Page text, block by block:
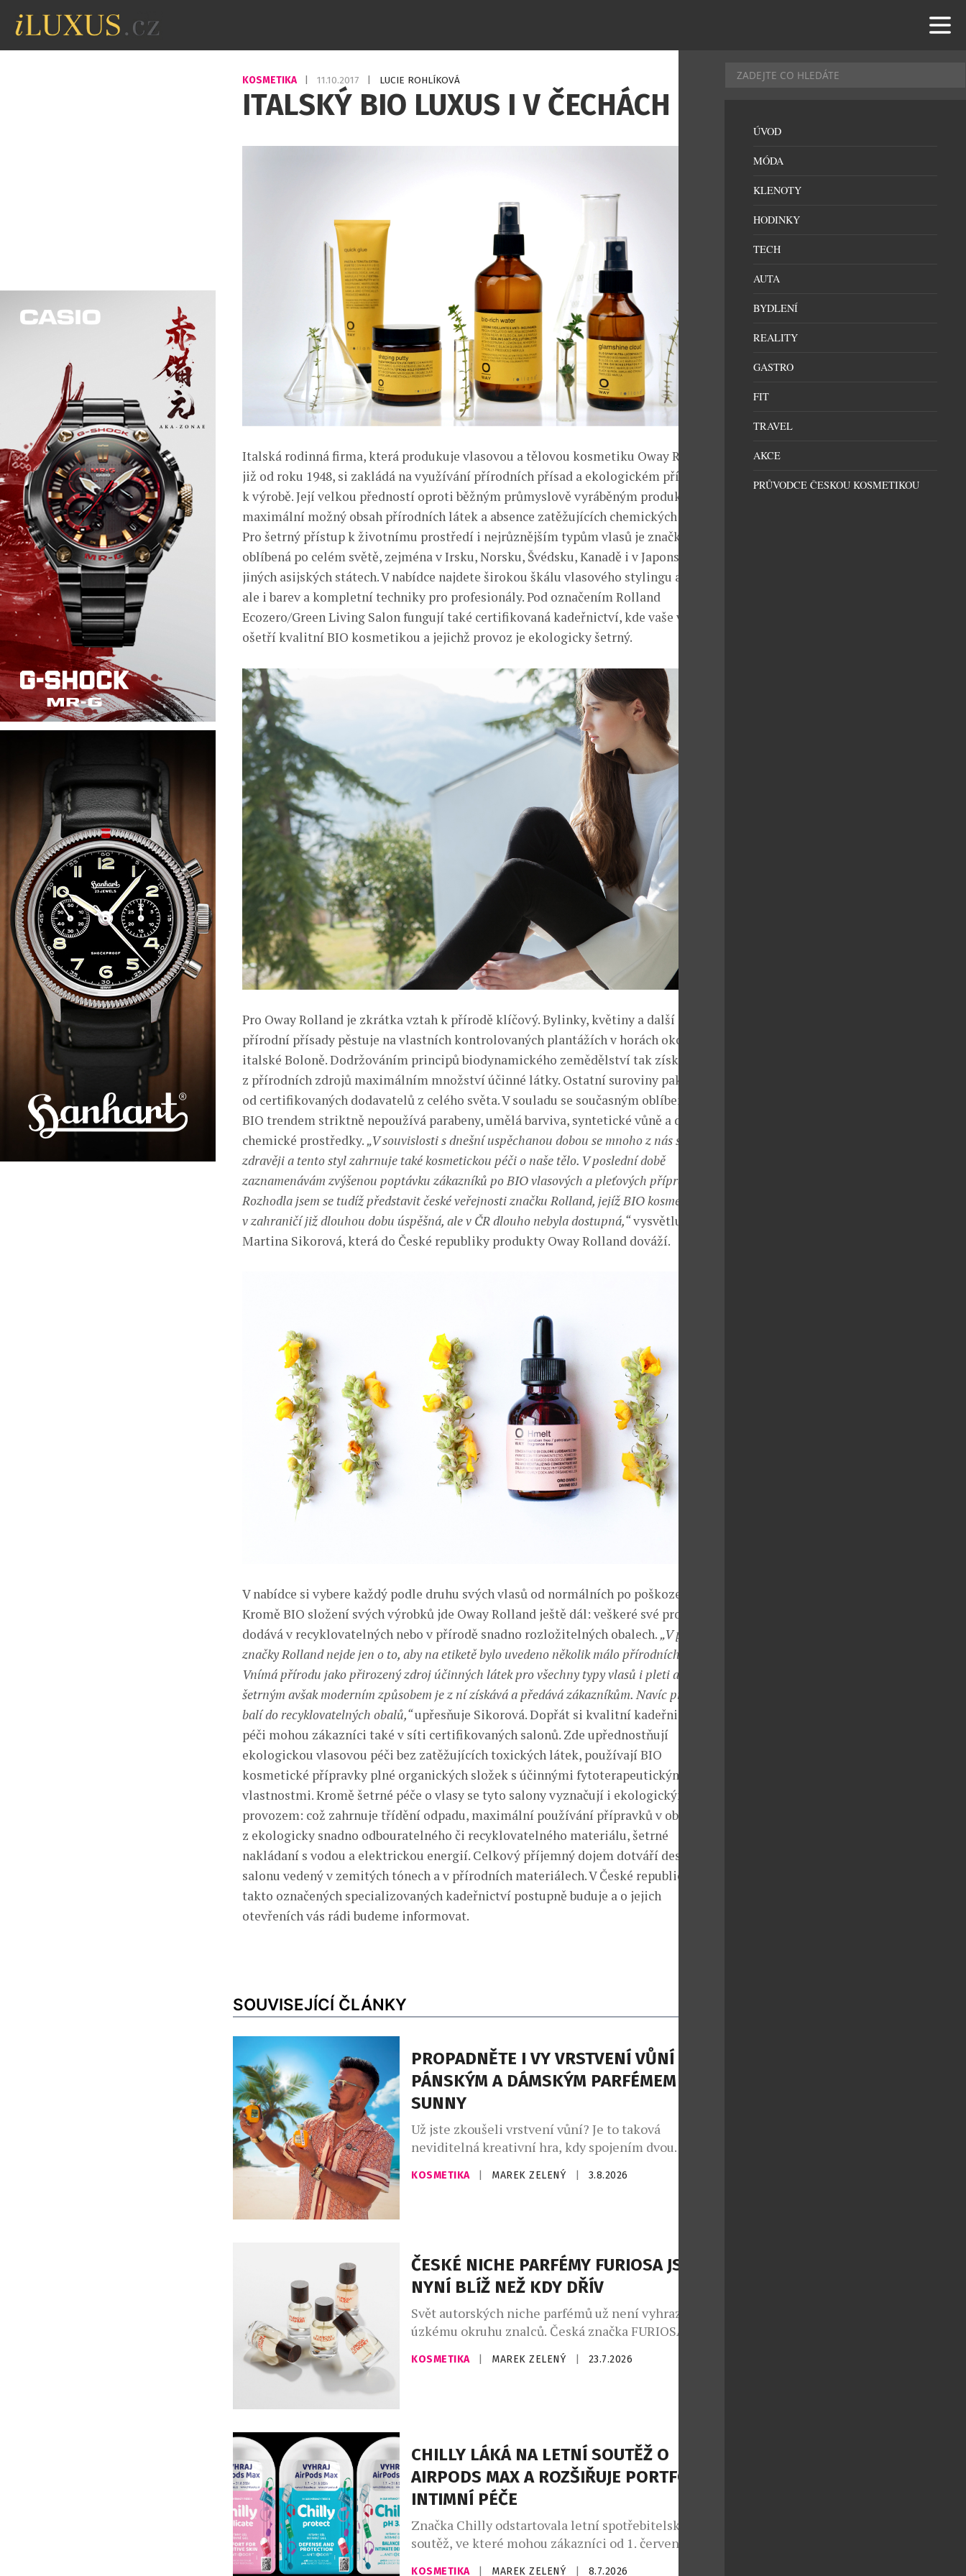
KOSMETIKA 11.10.2017 LUCIE ROHLÍKOVÁ
ITALSKÝ BIO LUXUS I V ČECHÁCH
Italská rodinná firma, která produkuje vlasovou a tělovou kosmetiku Oway Rolland
již od roku 1948, si zakládá na využívání přírodních přísad a ekologickém přístupu
k výrobě. Její velkou předností oproti běžným průmyslově vyráběným produktům je
maximální možný obsah přírodních látek a absence zatěžujících chemických přísad.
Pro šetrný přístup k životnímu prostředí i nejrůznějším typům vlasů je značka
oblíbená po celém světě, zejména v Irsku, Norsku, Švédsku, Kanadě i v Japonsku či
jiných asijských státech. V nabídce najdete širokou škálu vlasového stylingu a péče,
ale i barev a kompletní techniky pro profesionály. Pod označením Rolland
Ecozero/Green Living Salon fungují také certifikovaná kadeřnictví, kde vaše vlasy
ošetří kvalitní BIO kosmetikou a jejichž provoz je ekologicky šetrný.
Pro Oway Rolland je zkrátka vztah k přírodě klíčový. Bylinky, květiny a další
přírodní přísady pěstuje na vlastních kontrolovaných plantážích v horách okolo
italské Boloně. Dodržováním principů biodynamického zemědělství tak získává
z přírodních zdrojů maximálním množství účinné látky. Ostatní suroviny pak dováží
od certifikovaných dodavatelů z celého světa. V souladu se současným oblíbeným
BIO trendem striktně nepoužívá parabeny, umělá barviva, syntetické vůně a další
chemické prostředky.„V souvislosti s dnešní uspěchanou dobou se mnoho z nás snaží žít
zdravěji a tento styl zahrnuje také kosmetickou péči o naše tělo. V poslední době
zaznamenávám zvýšenou poptávku zákazníků po BIO vlasových a pleťových přípravcích.
Rozhodla jsem se tudíž představit české veřejnosti značku Rolland, jejíž BIO kosmetika je
v zahraničí již dlouhou dobu úspěšná, ale v ČR dlouho nebyla dostupná,“vysvětluje
Martina Sikorová, která do České republiky produkty Oway Rolland dováží.
V nabídce si vybere každý podle druhu svých vlasů od normálních po poškozené.
Kromě BIO složení svých výrobků jde Oway Rolland ještě dál: veškeré své produkty
dodává v recyklovatelných nebo v přírodě snadno rozložitelných obalech.„V případě
značky Rolland nejde jen o to, aby na etiketě bylo uvedeno několik málo přírodních přísad.
Vnímá přírodu jako přirozený zdroj účinných látek pro všechny typy vlasů i pleti a
šetrným avšak moderním způsobem je z ní získává a předává zákazníkům. Navíc produkty
balí do recyklovatelných obalů,“upřesňuje Sikorová. Dopřát si kvalitní kadeřnickou
péči mohou zákazníci také v síti certifikovaných salonů. Zde upřednostňují
ekologickou vlasovou péči bez zatěžujících toxických látek, používají BIO
kosmetické přípravky plné organických složek s účinnými fytoterapeutickými
vlastnostmi. Kromě šetrné péče o vlasy se tyto salony vyznačují i ekologickým
provozem: což zahrnuje třídění odpadu, maximální používání přípravků v obalech
z ekologicky snadno odbouratelného či recyklovatelného materiálu, šetrné
nakládaní s vodou a elektrickou energií. Celkový příjemný dojem dotváří design
salonu vedený v zemitých tónech a v přírodních materiálech. V České republice se síť
takto označených specializovaných kadeřnictví postupně buduje a o jejich
otevřeních vás rádi budeme informovat.
SOUVISEJÍCÍ ČLÁNKY
PROPADNĚTE I VY VRSTVENÍ VŮNÍ S
PÁNSKÝM A DÁMSKÝM PARFÉMEM THE
SUNNY
Už jste zkoušeli vrstvení vůní? Je to taková
neviditelná kreativní hra, kdy spojením dvou
unikátní podpis. Ideální pro vrstvení vůní jsou nové
osobně miluji a inspiroval jsem se jím […]
KOSMETIKA MAREK ZELENÝ 3.8.2026
ČESKÉ NICHE PARFÉMY FURIOSA JSOU
NYNÍ BLÍŽ NEŽ KDY DŘÍV
Svět autorských niche parfémů už není vyhrazen jen
úzkému okruhu znalců. Česká značka FURIOSA
sítí parfumerií FAnn, díky níž se její originální
KOSMETIKA MAREK ZELENÝ 23.7.2026
CHILLY LÁKÁ NA LETNÍ SOUTĚŽ O
AIRPODS MAX A ROZŠIŘUJE PORTFOLIO
INTIMNÍ PÉČE
Značka Chilly odstartovala letní spotřebitelskou
soutěž, ve které mohou zákazníci od 1. července do
KOSMETIKA MAREK ZELENÝ 8.7.2026
ÚVOD
MÓDA
KLENOTY
HODINKY
TECH
AUTA
BYDLENÍ
REALITY
GASTRO
FIT
TRAVEL
AKCE
PRŮVODCE ČESKOU KOSMETIKOU